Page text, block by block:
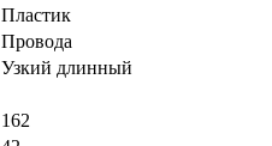
Пластик
Провода
Узкий длинный
162